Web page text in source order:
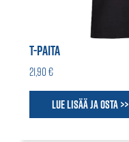
T-PAITA
21,90 €
Lue lisää ja osta >>